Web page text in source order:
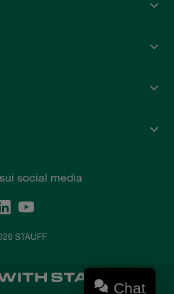
social media
STAUFF
Chat